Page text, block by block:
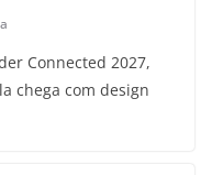
Connected 2027,
chega com design